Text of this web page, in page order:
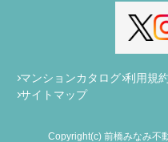
マンションカタログ 利用規約
サイトマップ
Copyright(c) 前橋みなみ不